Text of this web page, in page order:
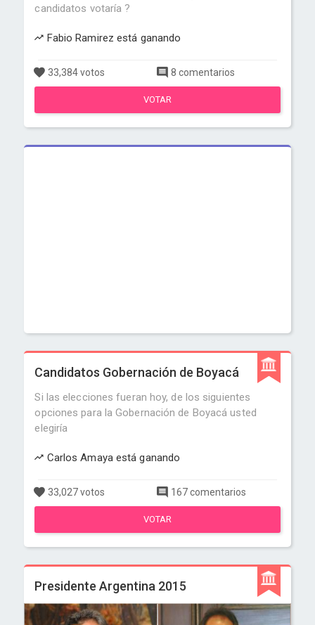
candidatos votaría ?
Fabio Ramirez está ganando
33,384 votos 8 comentarios
VOTAR
Candidatos Gobernación de Boyacá
Si las elecciones fueran hoy, de los siguientes
opciones para la Gobernación de Boyacá usted
elegiría
Carlos Amaya está ganando
33,027 votos 167 comentarios
VOTAR
Presidente Argentina 2015